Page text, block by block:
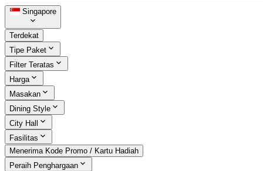
Singapore
Terdekat
Tipe Paket
Filter Teratas
Harga
Masakan
Dining Style
City Hall
Fasilitas
Menerima Kode Promo / Kartu Hadiah
Peraih Penghargaan